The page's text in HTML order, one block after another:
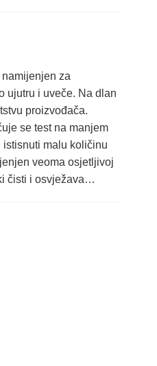
za
ujutru i uveče. Na dlan
proizvođača.
se test na manjem
malu količinu
veoma osjetljivoj
čisti i osvježava…